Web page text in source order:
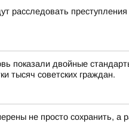
расследовать
показали двойные
тысяч советских граждан.
не просто сохранить, а